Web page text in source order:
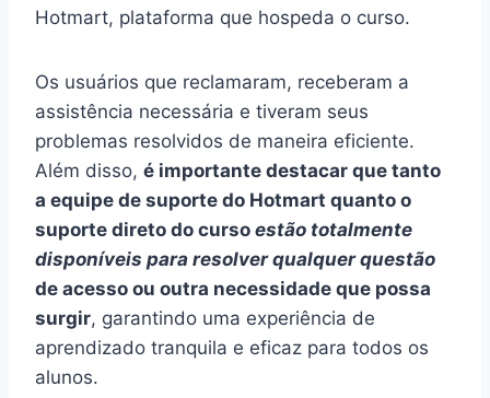
Hotmart, plataforma que hospeda o curso.
Os usuários que reclamaram, receberam a
assistência necessária e tiveram seus
problemas resolvidos de maneira eficiente.
Além disso, é importante destacar que tanto
a equipe de suporte do Hotmart quanto o
suporte direto do curso estão totalmente
disponíveis para resolver qualquer questão
de acesso ou outra necessidade que possa
surgir, garantindo uma experiência de
aprendizado tranquila e eficaz para todos os
alunos.